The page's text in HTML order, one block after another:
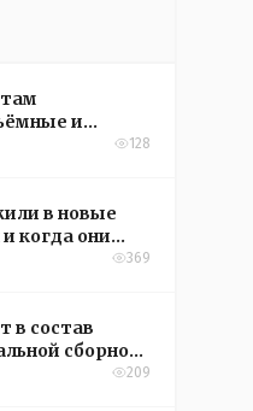
и
128
в новые
когда они
369
в состав
сборной
209